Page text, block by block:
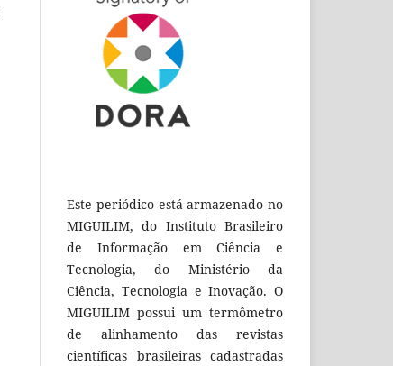
Este periódico está armazenado no
MIGUILIM, do Instituto Brasileiro
de Informação em Ciência e
Tecnologia, do Ministério da
Ciência, Tecnologia e Inovação. O
MIGUILIM possui um termômetro
de alinhamento das revistas
científicas brasileiras cadastradas